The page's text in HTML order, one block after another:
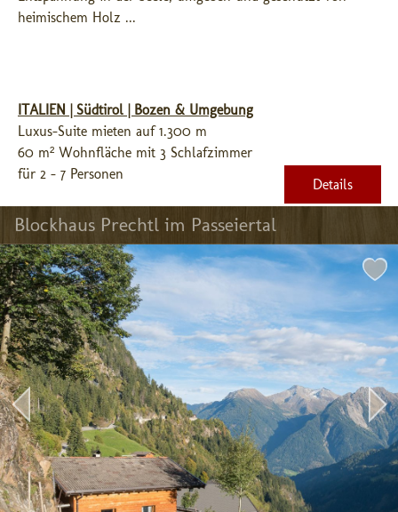
heimischem Holz ...
ITALIEN | Südtirol | Bozen & Umgebung
Luxus-Suite mieten auf 1.300 m
60 m² Wohnfläche mit 3 Schlafzimmer
für 2 - 7 Personen
Details
Blockhaus Prechtl im Passeiertal